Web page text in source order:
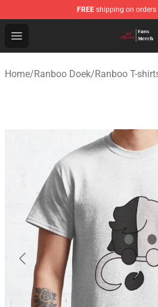
FREE shipping on orders
Open menu
Ranboo Shop - Official
Home/Ranboo Doek/Ranboo T-